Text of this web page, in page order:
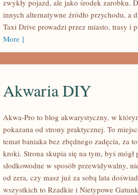
zwykły pojazd, ale jako środek zarobku.
innych alternatywne źródło przychodu, a
Taxi Drive prowadzi przez miasto, trasy i
More ]
Akwaria DIY
Akwa-Pro to blog akwarystyczny, w
pokazana od strony praktycznej. To
temat baniaka bez zbędnego zadęcia, za
kroki. Strona skupia się na tym, byś mógł
słodkowodne w sposób przewidywalny,
od zera, czy masz już za sobą lata
wszystkich to Rzadkie i Nietypowe